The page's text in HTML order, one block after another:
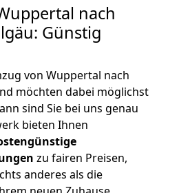
nach
Günstig
von Wuppertal nach
möchten dabei möglichst
sind Sie bei uns genau
bieten Ihnen
zu fairen Preisen,
anderes als die